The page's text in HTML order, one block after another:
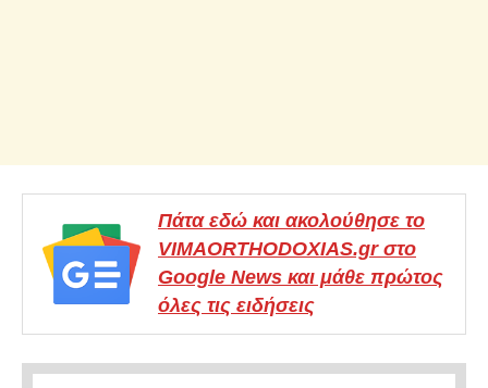
Πάτα εδώ και ακολούθησε το
VIMAORTHODOXIAS.gr στο
Google News και μάθε πρώτος
όλες τις ειδήσεις